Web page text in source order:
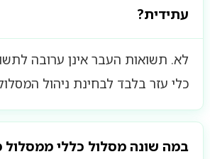
עתידית?
לא. תשואות העבר אינן ערובה
כלי עזר בלבד לבחינת ניהול
במה שונה מסלול כללי ממסלול